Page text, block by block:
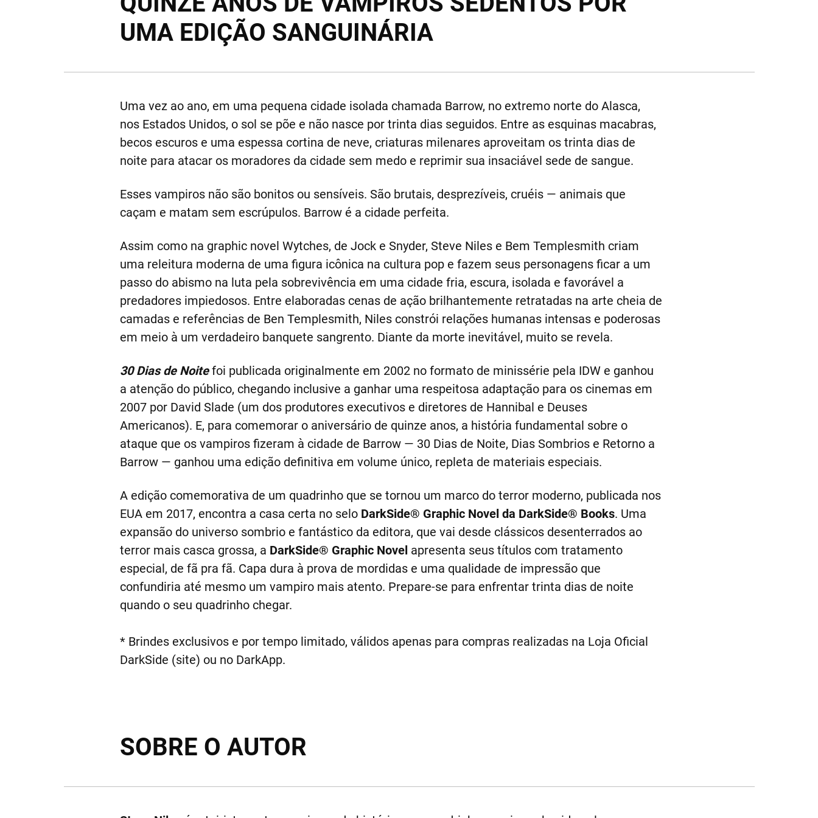
UMA EDIÇÃO SANGUINÁRIA
Uma vez ao ano, em uma pequena cidade isolada chamada Barrow, no extremo norte do Alasca,
nos Estados Unidos, o sol se põe e não nasce por trinta dias seguidos. Entre as esquinas macabras,
becos escuros e uma espessa cortina de neve, criaturas milenares aproveitam os trinta dias de
noite para atacar os moradores da cidade sem medo e reprimir sua insaciável sede de sangue.
Esses vampiros não são bonitos ou sensíveis. São brutais, desprezíveis, cruéis — animais que
caçam e matam sem escrúpulos. Barrow é a cidade perfeita.
Assim como na graphic novel Wytches, de Jock e Snyder, Steve Niles e Bem Templesmith criam
uma releitura moderna de uma figura icônica na cultura pop e fazem seus personagens ficar a um
passo do abismo na luta pela sobrevivência em uma cidade fria, escura, isolada e favorável a
predadores impiedosos. Entre elaboradas cenas de ação brilhantemente retratadas na arte cheia de
camadas e referências de Ben Templesmith, Niles constrói relações humanas intensas e poderosas
em meio à um verdadeiro banquete sangrento. Diante da morte inevitável, muito se revela.
30 Dias de Noitefoi publicada originalmente em 2002 no formato de minissérie pela IDW e ganhou
a atenção do público, chegando inclusive a ganhar uma respeitosa adaptação para os cinemas em
2007 por David Slade (um dos produtores executivos e diretores de Hannibal e Deuses
Americanos). E, para comemorar o aniversário de quinze anos, a história fundamental sobre o
ataque que os vampiros fizeram à cidade de Barrow — 30 Dias de Noite, Dias Sombrios e Retorno a
Barrow — ganhou uma edição definitiva em volume único, repleta de materiais especiais.
A edição comemorativa de um quadrinho que se tornou um marco do terror moderno, publicada nos
EUA em 2017, encontra a casa certa no selo DarkSide® Graphic Novel da DarkSide® Books. Uma
expansão do universo sombrio e fantástico da editora, que vai desde clássicos desenterrados ao
terror mais casca grossa, a DarkSide® Graphic Novel apresenta seus títulos com tratamento
especial, de fã pra fã. Capa dura à prova de mordidas e uma qualidade de impressão que
confundiria até mesmo um vampiro mais atento. Prepare-se para enfrentar trinta dias de noite
quando o seu quadrinho chegar.
* Brindes exclusivos e por tempo limitado, válidos apenas para compras realizadas na Loja Oficial
DarkSide (site) ou no DarkApp.
SOBRE O AUTOR